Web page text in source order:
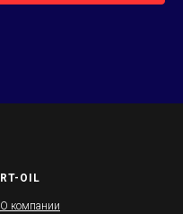
RT-OIL
О компании